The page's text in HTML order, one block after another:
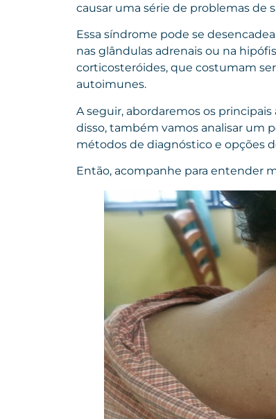
causar uma série de problemas de
Essa síndrome pode se
nas glândulas adrenais ou na
corticosteróides, que costumam
autoimunes.
A seguir, abordaremos os
disso, também vamos analisar um
métodos de diagnóstico e opções
Então, acompanhe para entender